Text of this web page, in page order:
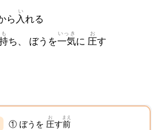
ら 入
い
れる
も
ち、 ぼうを一気
いっき
に 圧
お
す
① ぼうを 圧
お
す前
まえ